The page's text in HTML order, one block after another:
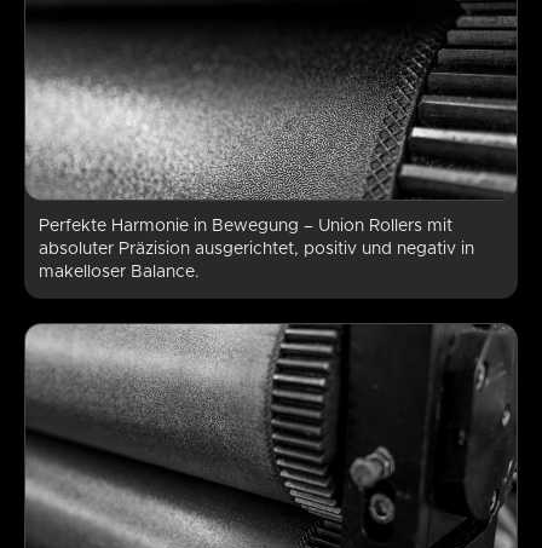
Perfekte Harmonie in Bewegung – Union Rollers mit
absoluter Präzision ausgerichtet, positiv und negativ in
makelloser Balance.